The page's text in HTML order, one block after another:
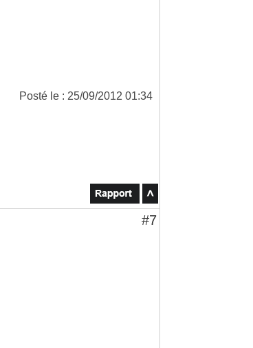
Posté le : 25/09/2012 01:34
#7